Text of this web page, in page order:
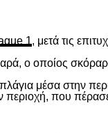
1, μετά τις
ο οποίος
μέσα στην
περιοχή, που